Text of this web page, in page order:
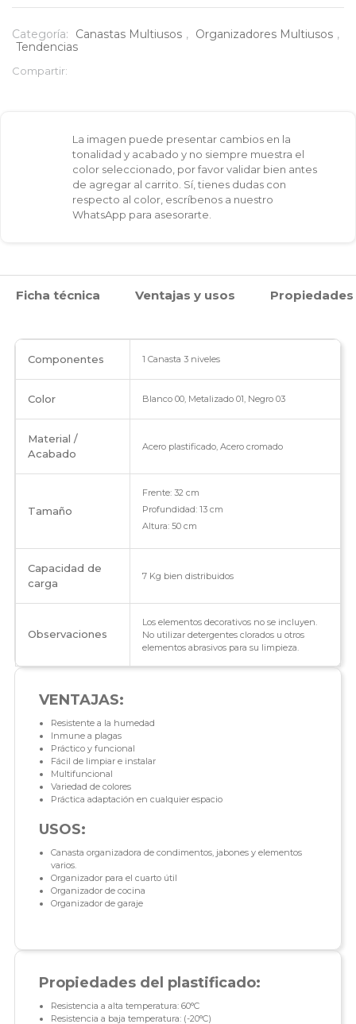
niveles
Categoría: Canastas Multiusos , Organizadores Multiusos ,
Tendencias
Compartir:
La imagen puede presentar cambios en la
tonalidad y acabado y no siempre muestra el
color seleccionado, por favor validar bien antes
de agregar al carrito. Sí, tienes dudas con
respecto al color, escríbenos a nuestro
WhatsApp para asesorarte.
Ficha técnica Ventajas y usos Propiedades
Componentes 1 Canasta 3 niveles
Color Blanco 00, Metalizado 01, Negro 03
Material /
Acabado
Acero plastificado, Acero cromado
Tamaño
Frente: 32 cm
Profundidad: 13 cm
Altura: 50 cm
Capacidad de
carga
7 Kg bien distribuidos
Observaciones
Los elementos decorativos no se incluyen.
No utilizar detergentes clorados u otros
elementos abrasivos para su limpieza.
VENTAJAS:
Resistente a la humedad
Inmune a plagas
Práctico y funcional
Fácil de limpiar e instalar
Multifuncional
Variedad de colores
Práctica adaptación en cualquier espacio
USOS:
Canasta organizadora de condimentos, jabones y elementos
varios.
Organizador para el cuarto útil
Organizador de cocina
Organizador de garaje
Propiedades del plastificado:
Resistencia a alta temperatura: 60°C
Resistencia a baja temperatura: (-20°C)